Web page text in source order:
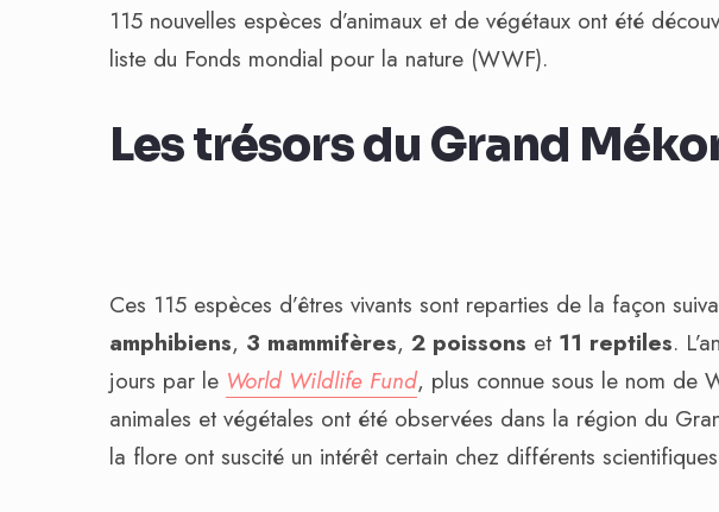
115 nouvelles espèces d’animaux et de végétaux ont été
liste du Fonds mondial pour la nature (WWF).
Les trésors du Grand
Ces 115 espèces d’êtres vivants sont reparties de la façon
amphibiens, 3 mammifères, 2 poissons et 11 reptiles.
jours par le World Wildlife Fund, plus connue sous le nom de
animales et végétales ont été observées dans la région du
la flore ont suscité un intérêt certain chez différents